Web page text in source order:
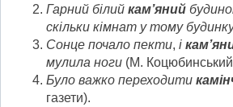
Гарний білий кам’яний
скільки кімнат у тому
Сонце почало пекти, і
мулила ноги (М.
Було важко переходити
газети).